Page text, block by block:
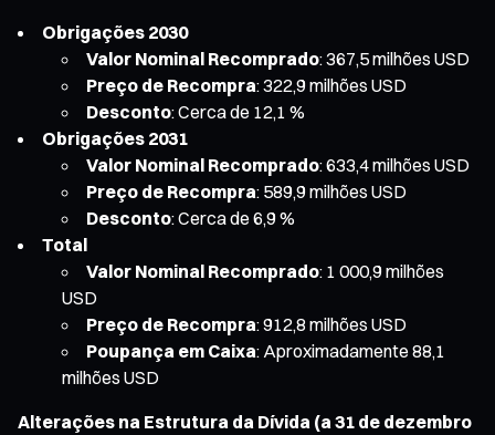
Obrigações 2030
Valor Nominal Recomprado: 367,5 milhões USD
Preço de Recompra: 322,9 milhões USD
Desconto: Cerca de 12,1 %
Obrigações 2031
Valor Nominal Recomprado: 633,4 milhões USD
Preço de Recompra: 589,9 milhões USD
Desconto: Cerca de 6,9 %
Total
Valor Nominal Recomprado: 1 000,9 milhões
USD
Preço de Recompra: 912,8 milhões USD
Poupança em Caixa: Aproximadamente 88,1
milhões USD
Alterações na Estrutura da Dívida (a 31 de dezembro